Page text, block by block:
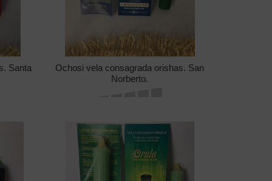
Santa
Ochosi vela consagrada orishas. San
Norberto.